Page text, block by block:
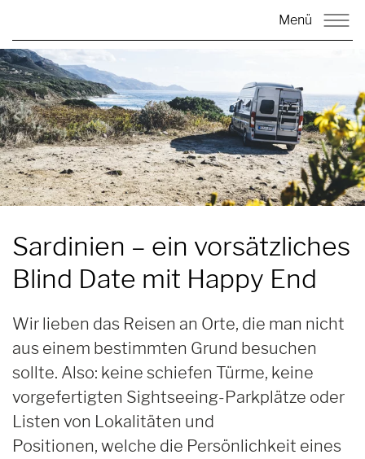
Menü
Sardinien – ein vorsätzliches
Blind Date mit Happy End
Wir lieben das Reisen an Orte, die man nicht
aus einem bestimmten Grund besuchen
sollte. Also: keine schiefen Türme, keine
vorgefertigten Sightseeing-Parkplätze oder
Listen von Lokalitäten und
Positionen, welche die Persönlichkeit eines